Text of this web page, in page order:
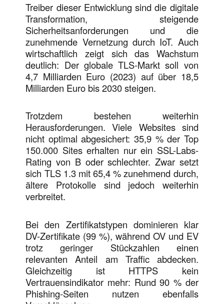
Treiber dieser Entwicklung sind die digitale
Transformation, steigende
Sicherheitsanforderungen und die
zunehmende Vernetzung durch IoT. Auch
wirtschaftlich zeigt sich das Wachstum
deutlich: Der globale TLS-Markt soll von
4,7 Milliarden Euro (2023) auf über 18,5
Milliarden Euro bis 2030 steigen.
Trotzdem bestehen weiterhin
Herausforderungen. Viele Websites sind
nicht optimal abgesichert: 35,9 % der Top
150.000 Sites erhalten nur ein SSL-Labs-
Rating von B oder schlechter. Zwar setzt
sich TLS 1.3 mit 65,4 % zunehmend durch,
ältere Protokolle sind jedoch weiterhin
verbreitet.
Bei den Zertifikatstypen dominieren klar
DV-Zertifikate (99 %), während OV und EV
trotz geringer Stückzahlen einen
relevanten Anteil am Traffic abdecken.
Gleichzeitig ist HTTPS kein
Vertrauensindikator mehr: Rund 90 % der
Phishing-Seiten nutzen ebenfalls